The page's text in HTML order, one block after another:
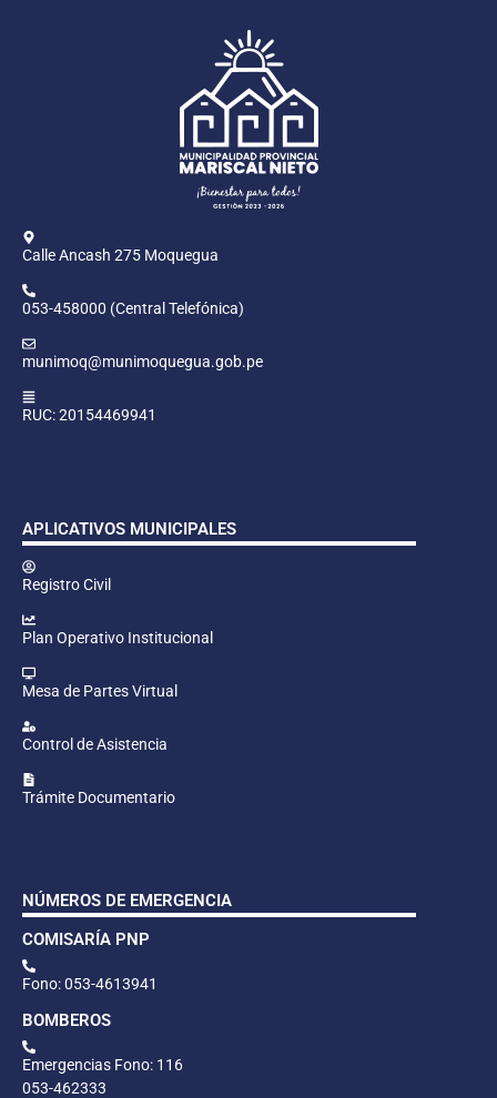
Calle Ancash 275 Moquegua
053-458000 (Central Telefónica)
munimoq@munimoquegua.gob.pe
RUC: 20154469941
APLICATIVOS MUNICIPALES
Registro Civil
Plan Operativo Institucional
Mesa de Partes Virtual
Control de Asistencia
Trámite Documentario
NÚMEROS DE EMERGENCIA
COMISARÍA PNP
Fono: 053-4613941
BOMBEROS
Emergencias Fono: 116
053-462333